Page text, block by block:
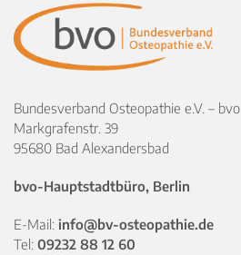
Bundesverband Osteopathie e.V. – bvo
Markgrafenstr. 39
95680 Bad Alexandersbad
bvo-Hauptstadtbüro, Berlin
E-Mail: info@bv-osteopathie.de
Tel: 09232 88 12 60